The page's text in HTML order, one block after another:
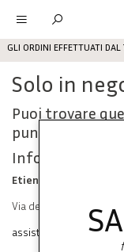
GLI ORDINI EFFETTUATI
Solo in
Puoi trovare
punti vendita:
Info contatti
Etienne srl
Via dei Mille, 47 80121